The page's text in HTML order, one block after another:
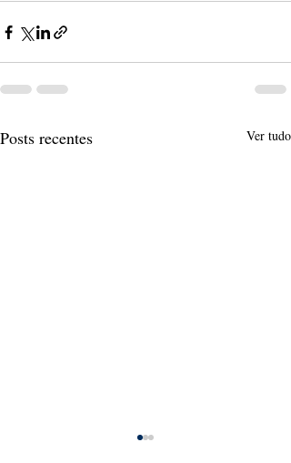
Posts recentes Ver tudo